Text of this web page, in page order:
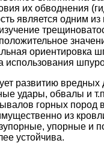
их обводнения
является одним
использования
развитию вредных
удары, обвалы и
горных пород
из
упорные и
устойчива.